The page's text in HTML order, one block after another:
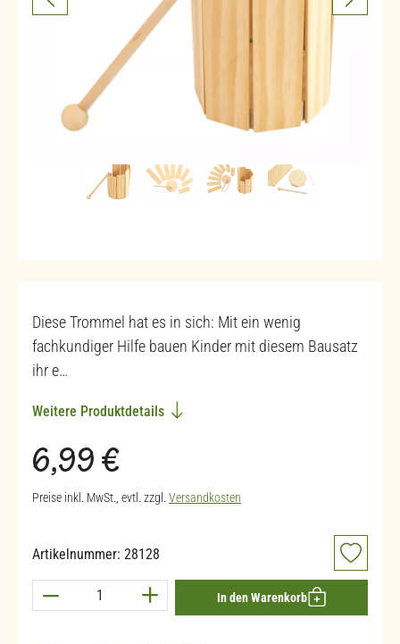
Diese Trommel hat es in sich: Mit ein wenig
fachkundiger Hilfe bauen Kinder mit diesem Bausatz
ihr e…
Weitere Produktdetails
Regulärer Preis:
6,99 €
Preise inkl. MwSt., evtl. zzgl. Versandkosten
Artikelnummer: 28128
Produkt Anzahl: Gib den gewünschten Wert
In den Warenkorb